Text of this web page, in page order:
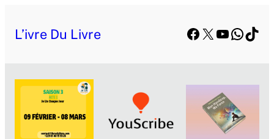
L’ivre Du Livre Facebook
X YouTube